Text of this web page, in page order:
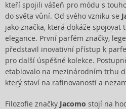
kteří spojili vášeň pro módu s
do světa vůní. Od svého vzniku se
jako značka, která dokáže
elegance. První parfém značky,
představil inovativní přístup k
pro další úspěšné kolekce.
etablovalo na mezinárodním trhu
který staví na rafinovanosti a
Filozofie značky Jacomo stojí na